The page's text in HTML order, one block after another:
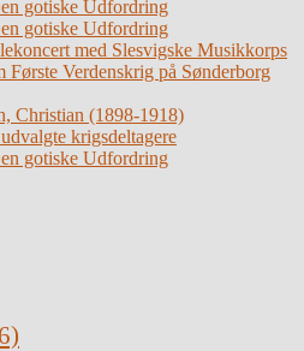
gotiske Udfordring
gotiske Udfordring
med Slesvigske Musikkorps
Første Verdenskrig på Sønderborg
Christian (1898-1918)
krigsdeltagere
gotiske Udfordring